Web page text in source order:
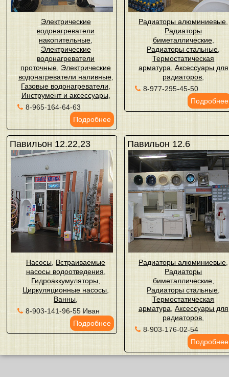
Электрические
водонагреватели
накопительные
Электрические
водонагреватели
проточные ,Электрические
водонагреватели наливные,
Газовые водонагреватели
Инструмент и аксессуары,
8-965-164-64-63
Подробнее
Радиаторы алюминиевые
Радиаторы
биметаллические,
Радиаторы стальные
Термостатическая
арматура Аксессуары для
радиаторов
8-977-295-45-50
Подробнее
Павильон 12.22,23
Насосы Встраиваемые
насосы водоотведения
Гидроаккумуляторы
Циркуляционные насосы
Ванны
8-903-141-96-55 Иван
Подробнее
Павильон 12.6
Радиаторы алюминиевые
Радиаторы
биметаллические,
Радиаторы стальные
Термостатическая
арматура Аксессуары для
радиаторов
8-903-176-02-54
Подробнее